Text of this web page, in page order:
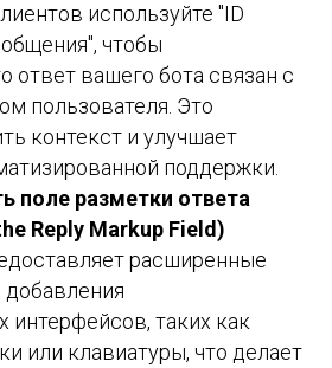
используйте "ID
чтобы
ответ вашего бота связан с
пользователя. Это
контекст и улучшает
поддержки.
поле разметки ответа
Reply Markup Field)
расширенные
интерфейсов, таких как
или клавиатуры, что делает